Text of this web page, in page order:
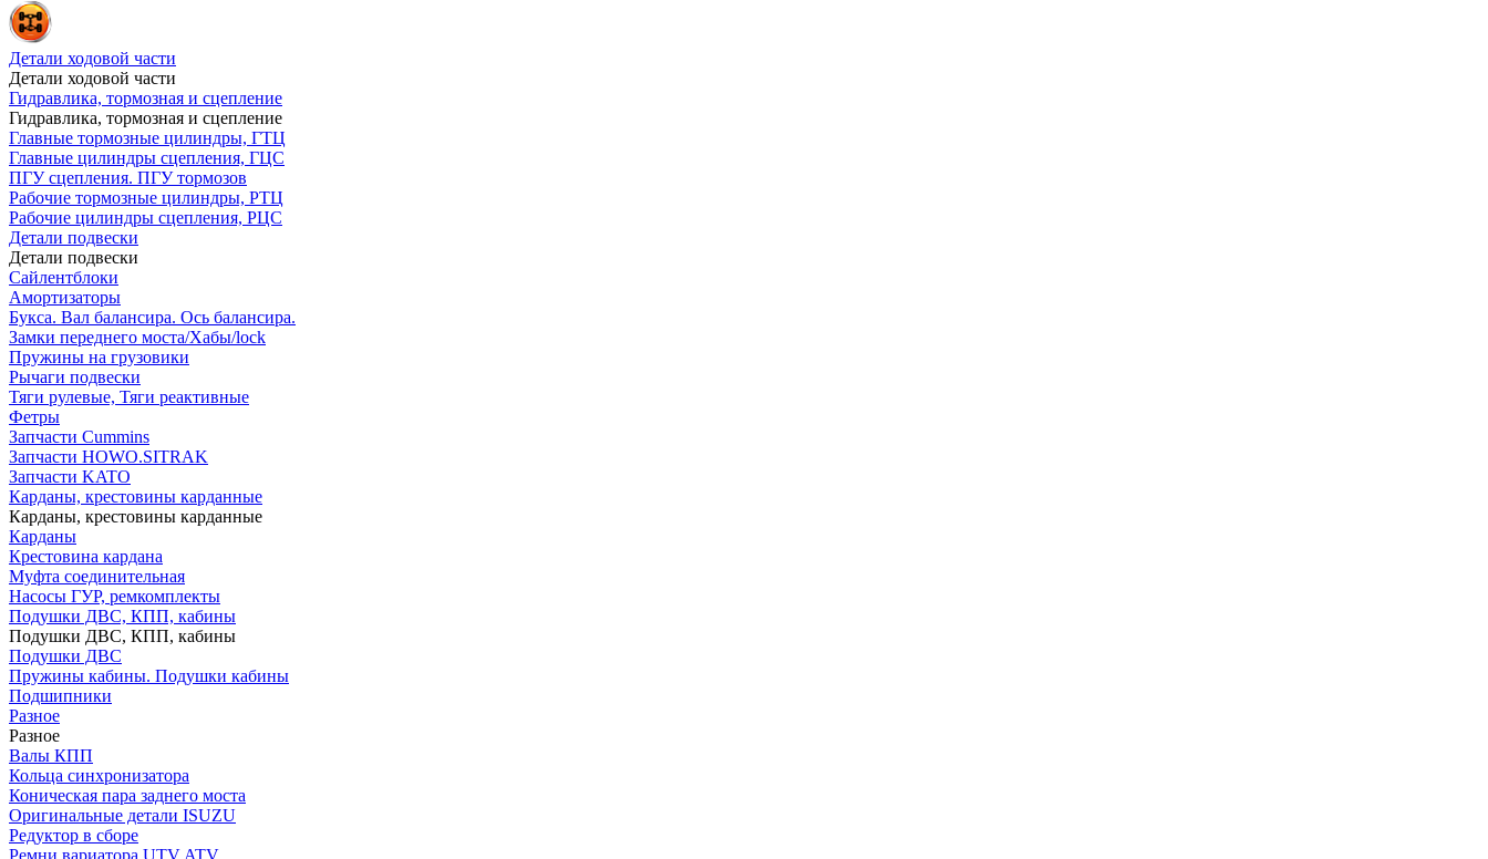
Детали ходовой части
Детали ходовой части
Гидравлика, тормозная и сцепление
Гидравлика, тормозная и сцепление
Главные тормозные цилиндры, ГТЦ
Главные цилиндры сцепления, ГЦС
ПГУ сцепления. ПГУ тормозов
Рабочие тормозные цилиндры, РТЦ
Рабочие цилиндры сцепления, РЦС
Детали подвески
Детали подвески
Cайлентблоки
Амортизаторы
Букса. Вал балансира. Ось балансира.
Замки переднего моста/Хабы/lock
Пружины на грузовики
Рычаги подвески
Тяги рулевые, Тяги реактивные
Фетры
Запчасти Cummins
Запчасти HOWO.SITRAK
Запчасти KATO
Карданы, крестовины карданные
Карданы, крестовины карданные
Карданы
Крестовина кардана
Муфта соединительная
Насосы ГУР, ремкомплекты
Подушки ДВС, КПП, кабины
Подушки ДВС, КПП, кабины
Подушки ДВС
Пружины кабины. Подушки кабины
Подшипники
Разное
Разное
Валы КПП
Кольца синхронизатора
Коническая пара заднего моста
Оригинальные детали ISUZU
Редуктор в сборе
Ремни вариатора UTV ATV